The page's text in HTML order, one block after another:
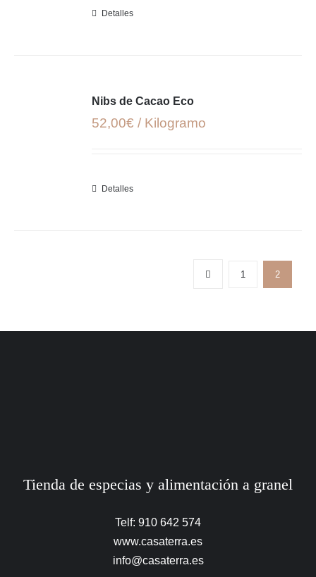
Detalles
Nibs de Cacao Eco
52,00€ / Kilogramo
Detalles
1 2
Tienda de especias y alimentación a granel
Telf: 910 642 574
www.casaterra.es
info@casaterra.es